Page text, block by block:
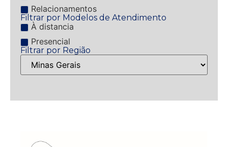
Relacionamentos
Filtrar por Modelos de Atendimento
À distancia
Presencial
Filtrar por Região